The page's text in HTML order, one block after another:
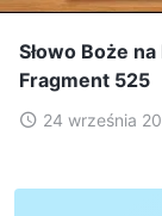
Słowo Boże
Fragment 525
24 września